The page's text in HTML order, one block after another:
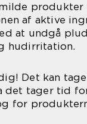
af aktive
at undgå
hudirritation.
Det kan
det tager tid
for